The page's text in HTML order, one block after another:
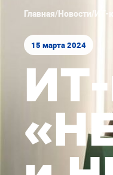
Главная/Новости/ ИТ-
15 марта 2024